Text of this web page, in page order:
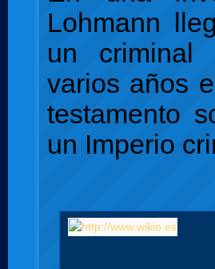
Lohmann
un criminal
varios años
testamento
un Imperio